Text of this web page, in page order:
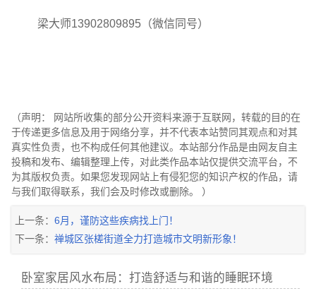
梁大师13902809895（微信同号）
（声明： 网站所收集的部分公开资料来源于互联网，转载的目的在
于传递更多信息及用于网络分享，并不代表本站赞同其观点和对其
真实性负责，也不构成任何其他建议。本站部分作品是由网友自主
投稿和发布、编辑整理上传，对此类作品本站仅提供交流平台，不
为其版权负责。如果您发现网站上有侵犯您的知识产权的作品，请
与我们取得联系，我们会及时修改或删除。 ）
上一条： 6月，谨防这些疾病找上门！
下一条： 禅城区张槎街道全力打造城市文明新形象！
卧室家居风水布局：打造舒适与和谐的睡眠环境